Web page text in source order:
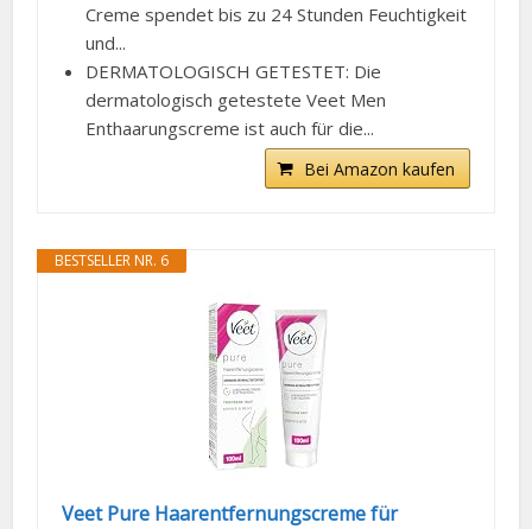
Creme spendet bis zu 24 Stunden Feuchtigkeit
und...
DERMATOLOGISCH GETESTET: Die
dermatologisch getestete Veet Men
Enthaarungscreme ist auch für die...
Bei Amazon kaufen
BESTSELLER NR. 6
Veet Pure Haarentfernungscreme für